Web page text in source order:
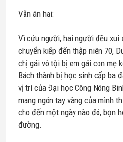
Văn án hai:
Vì cứu người, hai người đều xui
chuyển kiếp đến thập niên 70,
chị gái vô tội bị em gái con mẹ
Bách thành bị học sinh cấp ba
vị trí của Đại học Công Nông
mang ngón tay vàng của mình
cho đến một ngày nào đó, bọn
đường.